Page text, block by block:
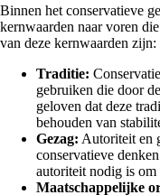
Binnen het conservatieve
kernwaarden naar voren
van deze kernwaarden zijn:
Traditie:
gebruiken die door
geloven dat deze
behouden van
Gezag: Autoriteit en
conservatieve
autoriteit nodig is om
Maatschappelijke